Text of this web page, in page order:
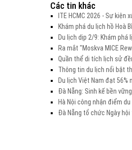
Các tin khác
ITE HCMC 2026 - Sự
Khám phá du lịch hồ Hoà
Du lịch dịp 2/9: Khám
Ra mắt "Moskva MICE
Quần thể di tích lịch sử
Thông tin du lịch nổi bật
Du lịch Việt Nam đạt
Đà Nẵng: Sinh kế bền
Hà Nội công nhận điểm
Đà Nẵng tổ chức Ngày